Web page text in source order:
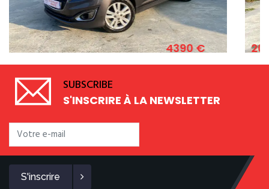
1.2 ESSENCE 82 CV
4390 € 2011
SUBSCRIBE
S'INSCRIRE À LA NEWSLETTER
S'inscrire